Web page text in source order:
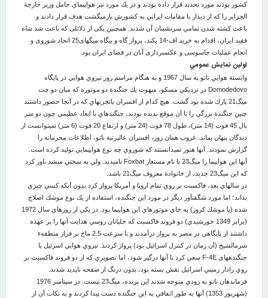
كشور بودند مورد تحديد قرار داده بودند و در يك مورد نيز هواپيماي حامل وزير خارجة
الجزاير را كه از ديدار با مقامات ايراني به كشورش بازمي‏گشت هدف قرار دادند و
باعث كشته شدن تمامي سرنشينان آن شدند. همچنین یکی از دلائلی که باعث شد شاه
فقید ایران، اقدام به خرید اف-14 بکند، پرواز گاه و بی‏گاه میگهای25 اتحاد شوروی و
انجام عملیات جاسوسی و عکسبرداری آنان در فضای ایران بود.
اولين نمايش عمومي
وابستة هوايي ناتو به سال 1967 و به هنگام مراسم روز نيروي هوايي در پايگاه
Domodedovo در نزديكي مسكو، مبهوت يك جتگندة دو موتوره كه ميان دو جت
ميگ21 پارك شده بود گشت. هيچ كدام از افسران باتجربه‏اي كه در آنجا حضور داشتند
چنين جنگندة بزرگي را تا آن موقع نديده بودند، جنگنده‏اي با ابعاد عظيمي چون دو سر
بال 45 فوت (14 متر)، طول 78 فوت (24 متر) و ارتفاع 20 فوت (6 متر) نمي‏توانست از
ديدگان پنهان بماند. غروب همان روز، افسران عاليرتبة ناتو، اطلاعات محرمانه را
گزارش نمودند. آنها هنوز نمي‏دانستند كه شوروي چه نوع هواپيمايي توليد كرده است.
آنها اين هواپيما را ميگ23 با نام مستعار Foxbat ناميدند. ولي به سختي مي‏شد باور كرد
كه اين ميگ23 جديد، از خانوادة معروف ميگ21 باشد.
در سالهاي بعد، فاكس‏بت بر روي تمام اروپا و آمريكا پرواز كرد بدون آنكه كسي چيزي
بداند؛ اما مورد شگفت‏آور ديگر در مورد اين جنگنده، استفاده از يك نوع موشك اصلاح
شده (يا موشك كروز) به جاي موتورهاي اين هواپيما بود. در يكي از روزهاي سال 1972
(برابر 1349 خورشيدي) دو فروند فاكس‏بت كه خلبانان روسي هدايت آنها را بر عهده
داشتند از پايگاهي در مصر به پرواز درآمدند و با سرعت 2.5 ماخ بر فراز منطقهء
شرم‏الشيخ (آن زمان در كنترل اسرائيل بود) پرواز كردند. نيروي هوايي اسرئيل با
جنگنده‏های F-4E سعي كرد با آنها درگير شود، اما تصويري كه از دو فروند فاكس‏بت بر
روي رادار زميني اسرائيل نقش بسته بود، بدون درنگ از صفحه ناپديد شدند.
فرماندهان ناتو به زودي متوجه شدند اين پرنده، ميگ23 نيست. در سپتامبر 1976
(شهريور 1353) آنها به طور اتفاقي به اين جنگنده دست پيدا كردند و به نكات آن از